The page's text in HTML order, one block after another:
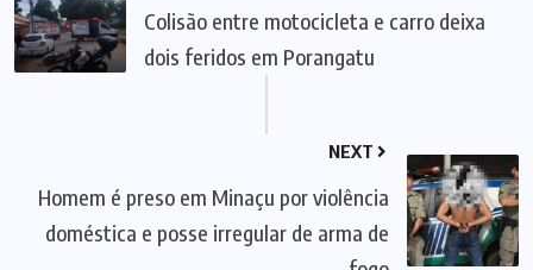
Colisão entre motocicleta e carro deixa
dois feridos em Porangatu
NEXT
Homem é preso em Minaçu por violência
doméstica e posse irregular de arma de